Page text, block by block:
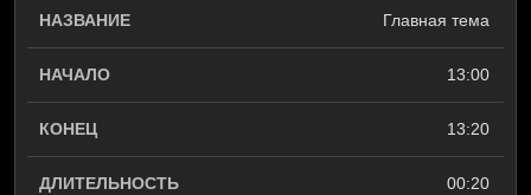
Главная тема
13:00
13:20
00:20